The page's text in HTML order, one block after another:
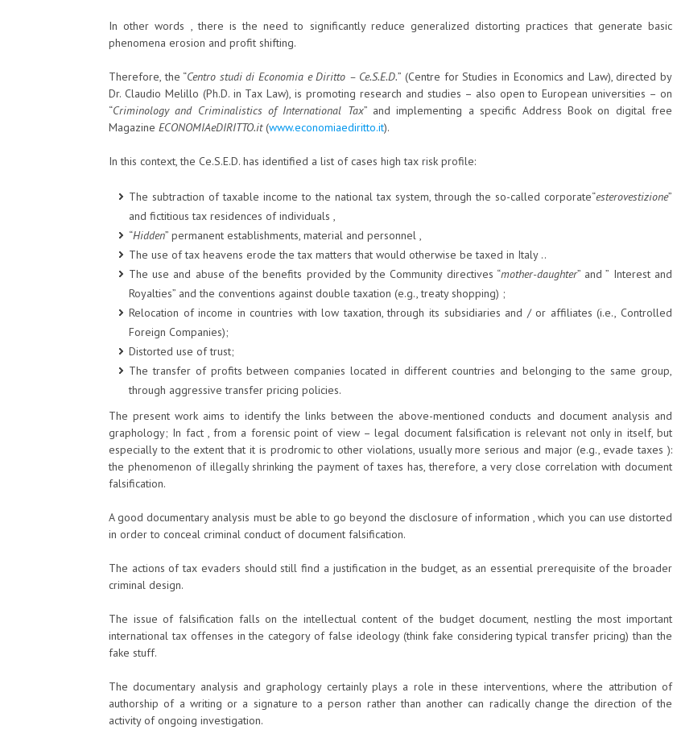
In other words , there is the need to significantly reduce generalized distorting practices that generate basic
phenomena erosion and profit shifting.
Therefore, the “Centro studi di Economia e Diritto – Ce.S.E.D.” (Centre for Studies in Economics and Law), directed by
Dr. Claudio Melillo (Ph.D. in Tax Law), is promoting research and studies – also open to European universities – on
“Criminology and Criminalistics of International Tax” and implementing a specific Address Book on digital free
Magazine ECONOMIAeDIRITTO.it(www.economiaediritto.it).
In this context, the Ce.S.E.D. has identified a list of cases high tax risk profile:
The subtraction of taxable income to the national tax system, through the so-called corporate“esterovestizione”
and fictitious tax residences of individuals ,
“Hidden” permanent establishments, material and personnel ,
The use of tax heavens erode the tax matters that would otherwise be taxed in Italy ..
The use and abuse of the benefits provided by the Community directives “mother-daughter” and ” Interest and
Royalties” and the conventions against double taxation (e.g., treaty shopping) ;
Relocation of income in countries with low taxation, through its subsidiaries and / or affiliates (i.e., Controlled
Foreign Companies);
Distorted use of trust;
The transfer of profits between companies located in different countries and belonging to the same group,
through aggressive transfer pricing policies.
The present work aims to identify the links between the above-mentioned conducts and document analysis and
graphology; In fact , from a forensic point of view – legal document falsification is relevant not only in itself, but
especially to the extent that it is prodromic to other violations, usually more serious and major (e.g., evade taxes ):
the phenomenon of illegally shrinking the payment of taxes has, therefore, a very close correlation with document
falsification.
A good documentary analysis must be able to go beyond the disclosure of information , which you can use distorted
in order to conceal criminal conduct of document falsification.
The actions of tax evaders should still find a justification in the budget, as an essential prerequisite of the broader
criminal design.
The issue of falsification falls on the intellectual content of the budget document, nestling the most important
international tax offenses in the category of false ideology (think fake considering typical transfer pricing) than the
fake stuff.
The documentary analysis and graphology certainly plays a role in these interventions, where the attribution of
authorship of a writing or a signature to a person rather than another can radically change the direction of the
activity of ongoing investigation.